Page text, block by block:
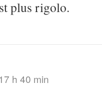
plus rigolo.
h 40 min